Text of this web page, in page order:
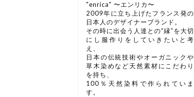
"enrica" 〜エンリカ〜
2009年に立ち上げたフランス発の
日本人のデザイナーブランド。
その時に出会う人達との“縁”を大切
にし服作りをしていきたいと考
え、
日本の伝統技術やオーガニックや
草木染めなど天然素材にこだわり
を持ち、
100％天然染料で作られていま
す。